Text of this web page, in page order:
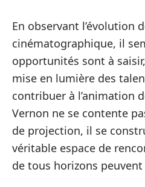
En observant l’évolution
cinématographique, il
opportunités sont à
mise en lumière des
contribuer à l’animation
Vernon ne se contente
de projection, il se
véritable espace de
de tous horizons